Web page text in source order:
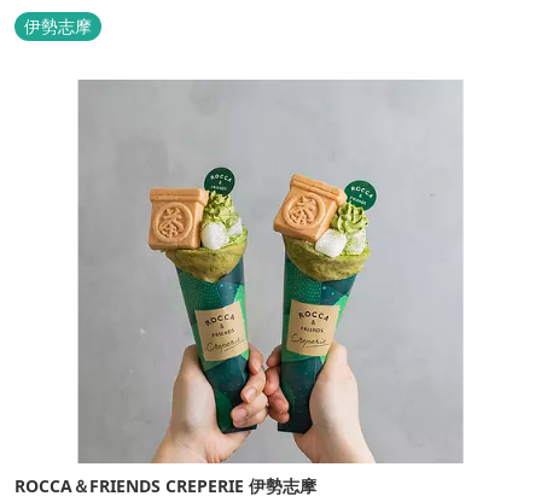
伊勢志摩
ROCCA＆FRIENDS CREPERIE 伊勢志摩